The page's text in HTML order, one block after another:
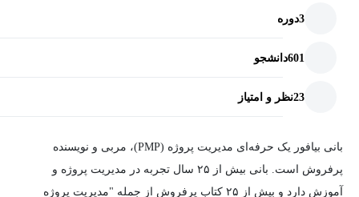
3دوره
601دانشجو
23نظر و امتیاز
بانی بیافور یک حرفه‌ای مدیریت پروژه (PMP)، مربی و نویسنده
پرفروش است. بانی بیش از ۲۵ سال تجربه در مدیریت پروژه و
آموزش دارد و بیش از ۲۵ کتاب پرفروش از جمله "مدیریت پروژه